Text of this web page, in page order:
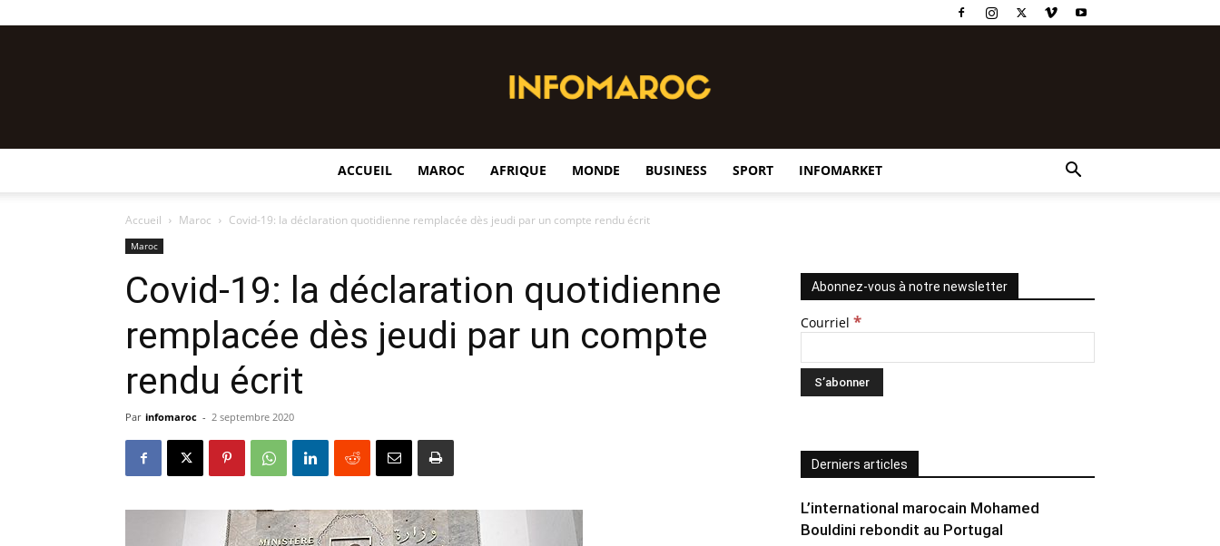
ACCUEIL MAROC AFRIQUE MONDE BUSINESS SPORT INFOMARKET
Accueil Maroc Covid-19: la déclaration quotidienne remplacée dès jeudi par un compte rendu écrit
Maroc
Covid-19: la déclaration quotidienne
remplacée dès jeudi par un compte
rendu écrit
Par infomaroc - 2 septembre 2020
Abonnez-vous à notre newsletter
Courriel *
Derniers articles
L’international marocain Mohamed
Bouldini rebondit au Portugal